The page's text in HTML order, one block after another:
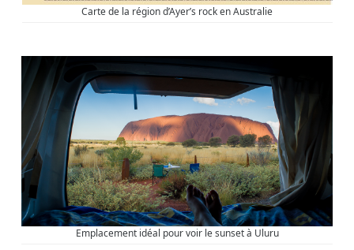
Carte de la région d’Ayer’s rock en Australie
Emplacement idéal pour voir le sunset à Uluru